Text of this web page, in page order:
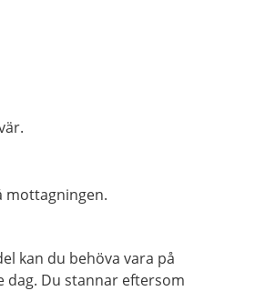
mottagningen.
kan du behöva vara på
Du stannar eftersom